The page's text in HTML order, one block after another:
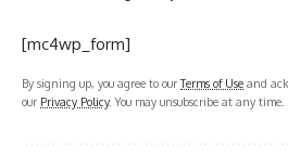
[mc4wp_form]
By signing up, you agree to ourTerms of Use and
our Privacy Policy. You may unsubscribe at any time.